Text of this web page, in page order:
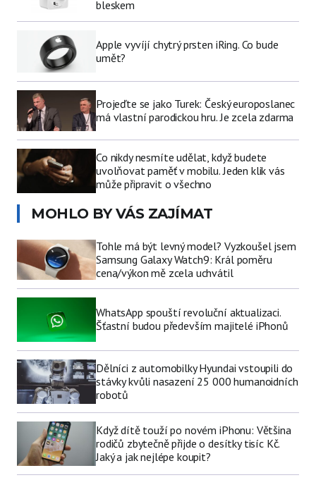
bleskem
Apple vyvíjí chytrý prsten iRing. Co bude
umět?
Projeďte se jako Turek: Český europoslanec
má vlastní parodickou hru. Je zcela zdarma
Co nikdy nesmíte udělat, když budete
uvolňovat paměť v mobilu. Jeden klik vás
může připravit o všechno
MOHLO BY VÁS ZAJÍMAT
Tohle má být levný model? Vyzkoušel jsem
Samsung Galaxy Watch9: Král poměru
cena/výkon mě zcela uchvátil
WhatsApp spouští revoluční aktualizaci.
Šťastní budou především majitelé iPhonů
Dělníci z automobilky Hyundai vstoupili do
stávky kvůli nasazení 25 000 humanoidních
robotů
Když dítě touží po novém iPhonu: Většina
rodičů zbytečně přijde o desítky tisíc Kč.
Jaký a jak nejlépe koupit?